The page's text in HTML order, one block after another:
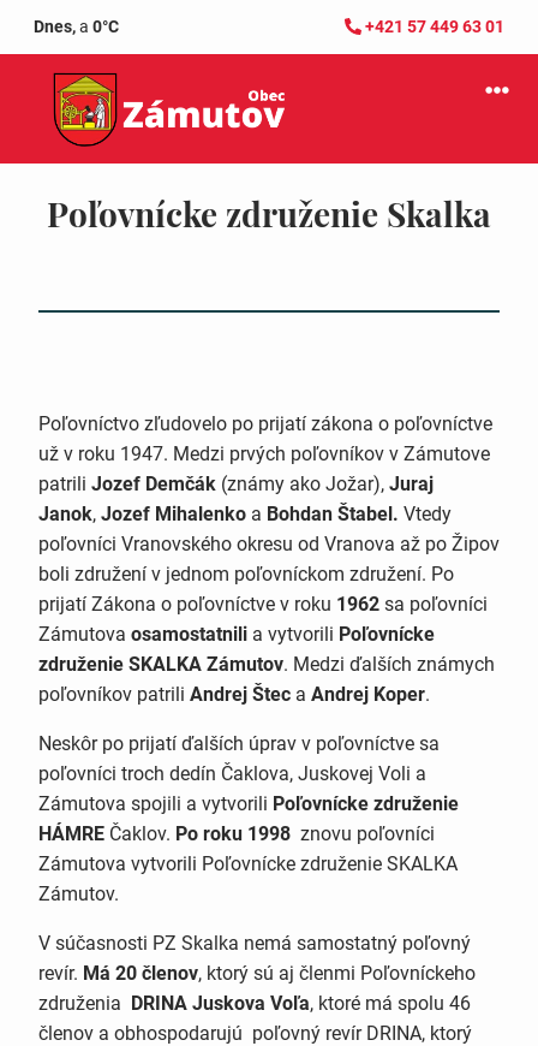
Dnes,a 0°C +421 57 449 63 01
Poľovnícke združenie Skalka
Poľovníctvo zľudovelo po prijatí zákona o poľovníctve
už v roku 1947. Medzi prvých poľovníkov v Zámutove
patrili Jozef Demčák (známy ako Jožar), Juraj
Janok, Jozef Mihalenko a Bohdan Štabel. Vtedy
poľovníci Vranovského okresu od Vranova až po Žipov
boli združení v jednom poľovníckom združení. Po
prijatí Zákona o poľovníctve v roku 1962 sa poľovníci
Zámutova osamostatnili a vytvorili Poľovnícke
združenie SKALKA Zámutov. Medzi ďalších známych
poľovníkov patrili Andrej Štec a Andrej Koper.
Neskôr po prijatí ďalších úprav v poľovníctve sa
poľovníci troch dedín Čaklova, Juskovej Voli a
Zámutova spojili a vytvorili Poľovnícke združenie
HÁMRE Čaklov. Po roku 1998 znovu poľovníci
Zámutova vytvorili Poľovnícke združenie SKALKA
Zámutov.
V súčasnosti PZ Skalka nemá samostatný poľovný
revír. Má 20 členov, ktorý sú aj členmi Poľovníckeho
združenia DRINA Juskova Voľa, ktoré má spolu 46
členov a obhospodarujú poľovný revír DRINA, ktorý